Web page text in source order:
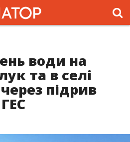
води на
та в селі
підрив